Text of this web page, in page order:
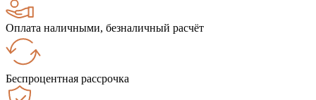
Оплата наличными, безналичный расчёт
Беспроцентная рассрочка